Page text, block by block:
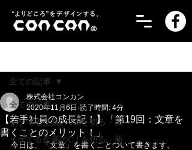
全ての記事
イケてる企業のC.I.を切る・旧
イケてる企業のC.I.を切る・新
全ての記事
【若手社員の成長記！】「第19回：文章を
書くことのメリット！」
株式会社コンカン
2020年11月6日 読了時間: 4分
今日は、「文章」を書くことついて書きます。